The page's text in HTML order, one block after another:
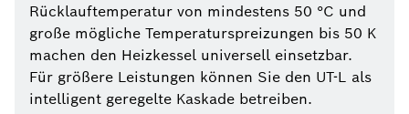
Rücklauftemperatur von mindestens 50 °C und
große mögliche Temperaturspreizungen bis 50 K
machen den Heizkessel universell einsetzbar.
Für größere Leistungen können Sie den UT-L als
intelligent geregelte Kaskade betreiben.